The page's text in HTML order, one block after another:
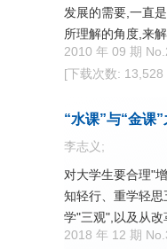
发展的需要,一直
所理解的角度,来
2010 年 09 期
[下载次数: 13,528
“水课”与“金课
李志义;
对大学生要合理"
知轻行、重学轻
学"三观",以及从改
2018 年 12 期